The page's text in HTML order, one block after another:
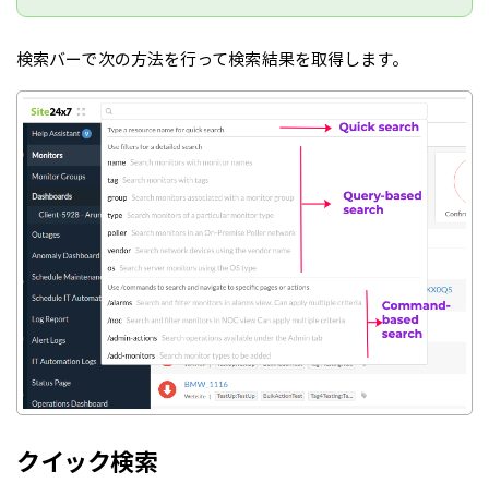
検索バーで次の方法を行って検索結果を取得します。
クイック検索